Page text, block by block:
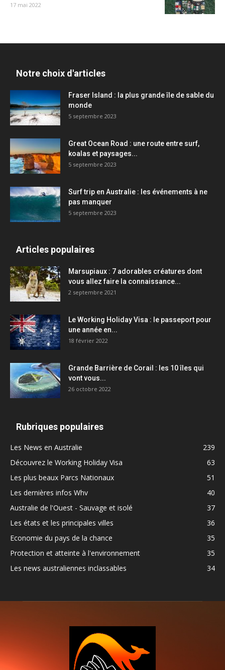
17 mai 2022
Notre choix d'articles
Fraser Island : la plus grande île de sable du
monde
5 septembre 2023
Great Ocean Road : une route entre surf,
koalas et paysages...
5 septembre 2023
Surf trip en Australie : les événements à ne
pas manquer
5 septembre 2023
Articles populaires
Marsupiaux : 7 adorables créatures dont
vous allez faire la connaissance...
2 septembre 2021
Le Working Holiday Visa : le passeport pour
une année en...
18 février 2022
Grande Barrière de Corail : les 10 îles qui
vont vous...
26 octobre 2022
Rubriques populaires
Les News en Australie
239
Découvrez le Working Holiday Visa
63
Les plus beaux Parcs Nationaux
51
Les dernières infos Whv
40
Australie de l'Ouest - Sauvage et isolé
37
Les états et les principales villes
36
Economie du pays de la chance
35
Protection et atteinte à l'environnement
35
Les news australiennes inclassables
34